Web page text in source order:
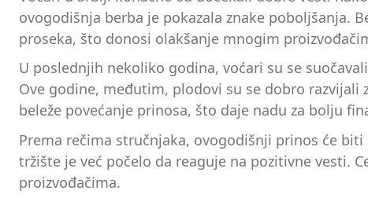
ovogodišnja berba je pokazala znake poboljšanja.
proseka, što donosi olakšanje mnogim
U poslednjih nekoliko godina, voćari su se
Ove godine, međutim, plodovi su se dobro
beleže povećanje prinosa, što daje nadu za bolju
Prema rečima stručnjaka, ovogodišnji prinos će
tržište je već počelo da reaguje na pozitivne vesti.
proizvođačima.